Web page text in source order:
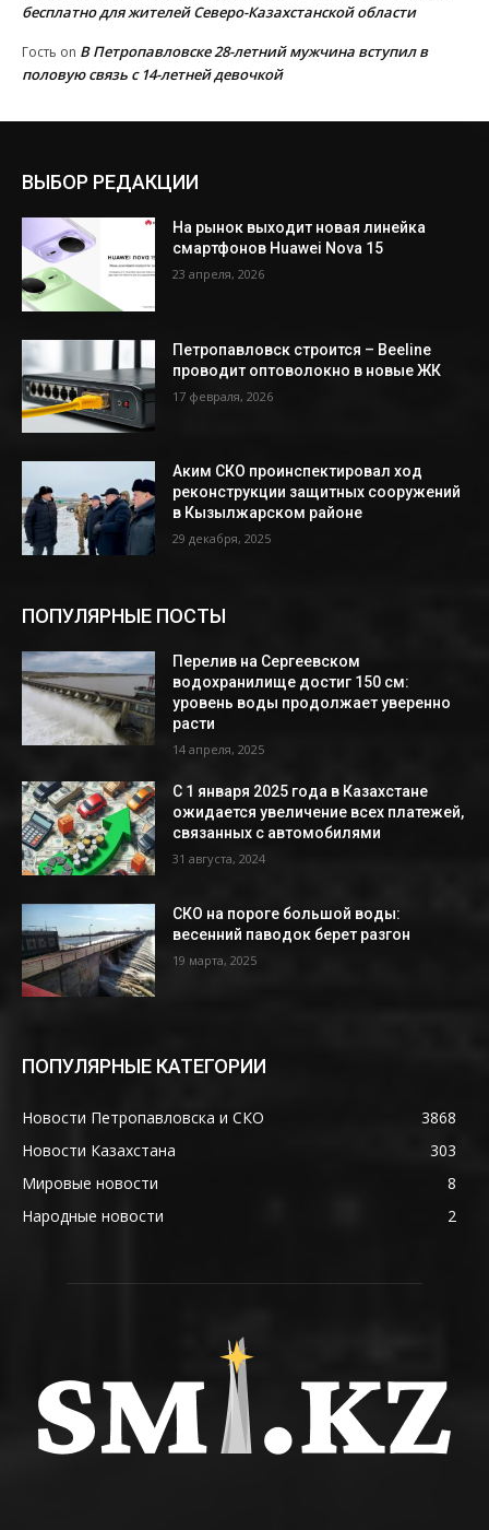
бесплатно для жителей Северо-Казахстанской области
Гость on В Петропавловске 28-летний мужчина вступил в
половую связь с 14-летней девочкой
ВЫБОР РЕДАКЦИИ
На рынок выходит новая линейка
смартфонов Huawei Nova 15
23 апреля, 2026
Петропавловск строится – Beeline
проводит оптоволокно в новые ЖК
17 февраля, 2026
Аким СКО проинспектировал ход
реконструкции защитных сооружений
в Кызылжарском районе
29 декабря, 2025
ПОПУЛЯРНЫЕ ПОСТЫ
Перелив на Сергеевском
водохранилище достиг 150 см:
уровень воды продолжает уверенно
расти
14 апреля, 2025
С 1 января 2025 года в Казахстане
ожидается увеличение всех платежей,
связанных с автомобилями
31 августа, 2024
СКО на пороге большой воды:
весенний паводок берет разгон
19 марта, 2025
ПОПУЛЯРНЫЕ КАТЕГОРИИ
Новости Петропавловска и СКО
3868
Новости Казахстана
303
Мировые новости
8
Народные новости
2